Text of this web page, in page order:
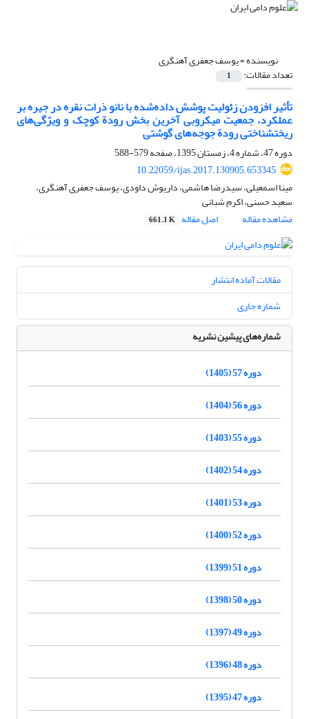
نویسنده =یوسف جعفری آهنگری
تعداد مقالات: 1
تأثیر افزودن زئولیت پوشش داده‌شده با نانو ذرات نقره در جیره بر
عملکرد، جمعیت میکروبی آخرین بخش رودة کوچک و ویژگی‌های
ریختشناختی رودة جوجه‌های گوشتی
دوره 47، شماره 4، زمستان 1395، صفحه
579-588
10.22059/ijas.2017.130905.653345
مینا اسمعیلی، سیدرضا هاشمی، داریوش داودی، یوسف جعفری آهنگری،
سعید حسنی، اکرم شبانی
مشاهده مقاله
اصل مقاله 661.1 K
مقالات آماده انتشار
شماره جاری
شماره‌های پیشین نشریه
دوره 57 (1405)
دوره 56 (1404)
دوره 55 (1403)
دوره 54 (1402)
دوره 53 (1401)
دوره 52 (1400)
دوره 51 (1399)
دوره 50 (1398)
دوره 49 (1397)
دوره 48 (1396)
دوره 47 (1395)